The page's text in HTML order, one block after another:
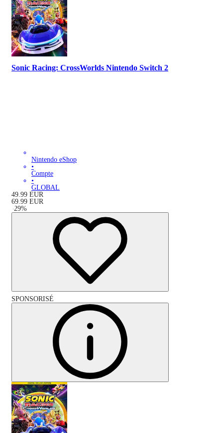
Sonic Racing: CrossWorlds Nintendo Switch 2
Nintendo eShop
•
Compte
•
GLOBAL
49.99 EUR
69.99 EUR
-29%
SPONSORISÉ